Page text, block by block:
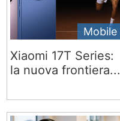
Mobile
Xiaomi 17T Series:
la nuova frontiera...